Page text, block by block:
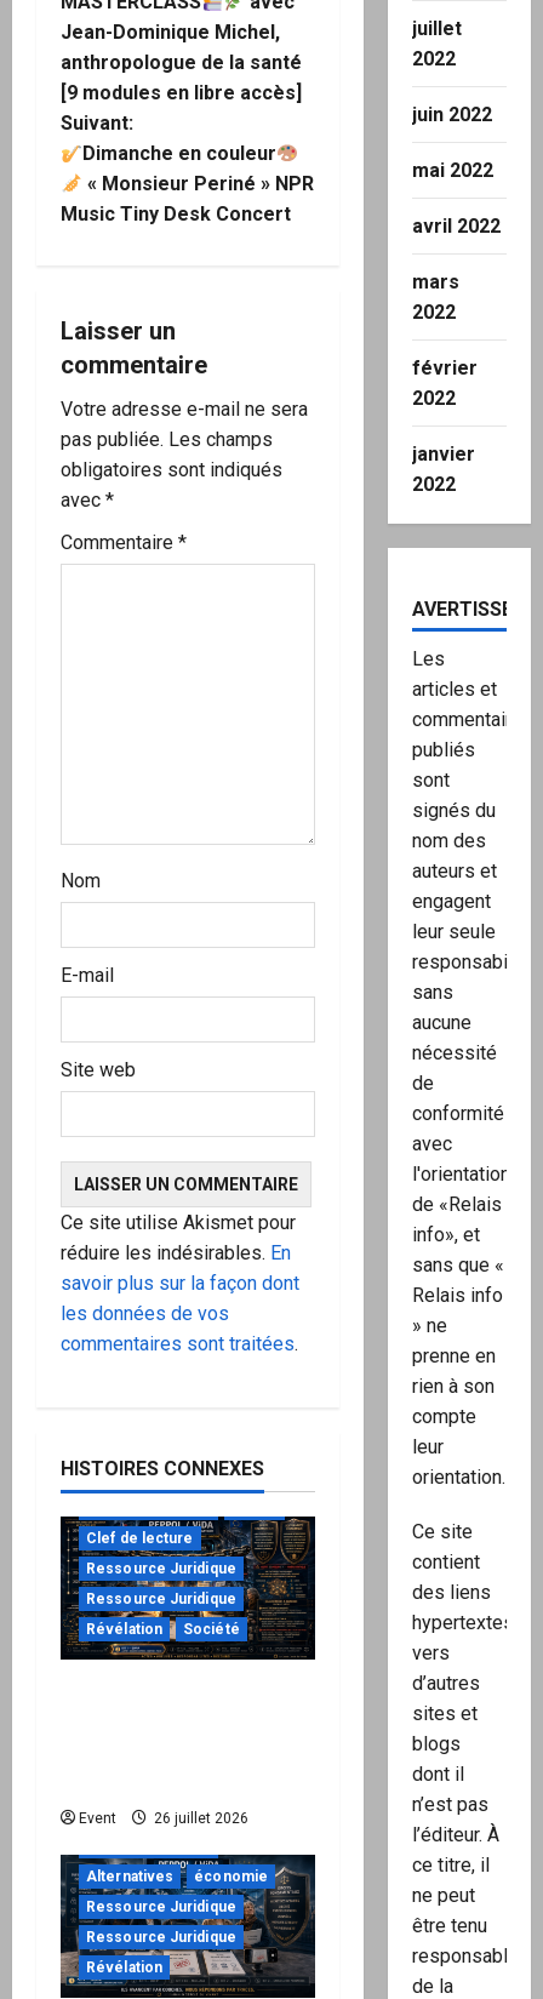
v
i
g
a
o
n
d
’
a
e
Jean-Dominique Michel,
anthropologue de la santé
[9 modules en libre accès]
Suivant:
Dimanche en couleur
« Monsieur Periné » NPR
Music Tiny Desk Concert
Laisser un
commentaire
Votre adresse e-mail ne sera
pas publiée. Les champs
obligatoires sont indiqués
avec *
Commentaire *
Nom
E-mail
Site web
Ce site utilise Akismet pour
réduire les indésirables. En
savoir plus sur la façon dont
les données de vos
commentaires sont traitées.
HISTOIRES CONNEXES
Clef de lecture
Ressource Juridique
Ressource Juridique
Révélation
Société
Event 26 juillet 2026
"URGENT"
Alternatives
économie
Ressource Juridique
Ressource Juridique
Révélation
juillet
2022
juin 2022
mai 2022
avril 2022
mars
2022
février
2022
janvier
2022
Les
articles et
commentaires
publiés
sont
signés du
nom des
auteurs et
engagent
leur seule
responsabilité,
sans
aucune
nécessité
de
conformité
avec
l'orientation
de «Relais
info», et
sans que «
Relais info
» ne
prenne en
rien à son
compte
leur
orientation.
Ce site
contient
des liens
hypertextes
vers
d’autres
sites et
blogs
dont il
n’est pas
l’éditeur. À
ce titre, il
ne peut
être tenu
responsable
de la